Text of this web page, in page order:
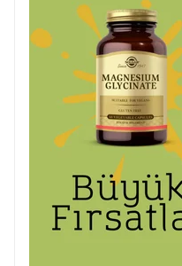
Neutrogena (3)
Quentech (3)
Santasya İlaç (3)
Atrix (2)
Bio Oil (2)
BTPharma (2)